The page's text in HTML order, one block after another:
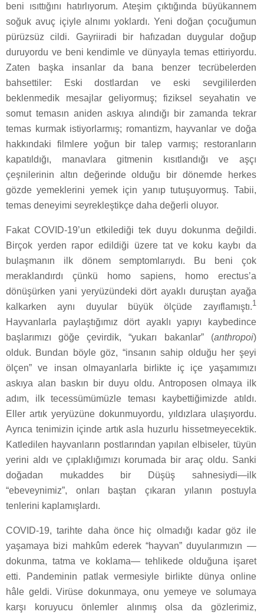
beni ısıttığını hatırlıyorum. Ateşim çıktığında büyükannem
soğuk avuç içiyle alnımı yoklardı. Yeni doğan çocuğumun
pürüzsüz cildi. Gayriiradi bir hafızadan duygular doğup
duruyordu ve beni kendimle ve dünyayla temas ettiriyordu.
Zaten başka insanlar da bana benzer tecrübelerden
bahsettiler: Eski dostlardan ve eski sevgililerden
beklenmedik mesajlar geliyormuş; fiziksel seyahatin ve
somut temasın aniden askıya alındığı bir zamanda tekrar
temas kurmak istiyorlarmış; romantizm, hayvanlar ve doğa
hakkındaki filmlere yoğun bir talep varmış; restoranların
kapatıldığı, manavlara gitmenin kısıtlandığı ve aşçı
çeşnilerinin altın değerinde olduğu bir dönemde herkes
gözde yemeklerini yemek için yanıp tutuşuyormuş. Tabii,
temas deneyimi seyrekleştikçe daha değerli oluyor.
Fakat COVID-19’un etkilediği tek duyu dokunma değildi.
Birçok yerden rapor edildiği üzere tat ve koku kaybı da
bulaşmanın ilk dönem semptomlarıydı. Bu beni çok
meraklandırdı çünkü homo sapiens, homo erectus’a
dönüşürken yani yeryüzündeki dört ayaklı duruştan ayağa
kalkarken aynı duyular büyük ölçüde zayıflamıştı.1
Hayvanlarla paylaştığımız dört ayaklı yapıyı kaybedince
başlarımızı göğe çevirdik, “yukarı bakanlar” (anthropoi)
olduk. Bundan böyle göz, “insanın sahip olduğu her şeyi
ölçen” ve insan olmayanlarla birlikte iç içe yaşamımızı
askıya alan baskın bir duyu oldu. Antroposen olmaya ilk
adım, ilk tecessümümüzle teması kaybettiğimizde atıldı.
Eller artık yeryüzüne dokunmuyordu, yıldızlara ulaşıyordu.
Ayrıca tenimizin içinde artık asla huzurlu hissetmeyecektik.
Katledilen hayvanların postlarından yapılan elbiseler, tüyün
yerini aldı ve çıplaklığımızı korumada bir araç oldu. Sanki
doğadan mukaddes bir Düşüş sahnesiydi—ilk
“ebeveynimiz”, onları baştan çıkaran yılanın postuyla
tenlerini kaplamışlardı.
COVID-19, tarihte daha önce hiç olmadığı kadar göz ile
yaşamaya bizi mahkûm ederek “hayvan” duyularımızın —
dokunma, tatma ve koklama— tehlikede olduğuna işaret
etti. Pandeminin patlak vermesiyle birlikte dünya online
hâle geldi. Virüse dokunmaya, onu yemeye ve solumaya
karşı koruyucu önlemler alınmış olsa da gözlerimiz,